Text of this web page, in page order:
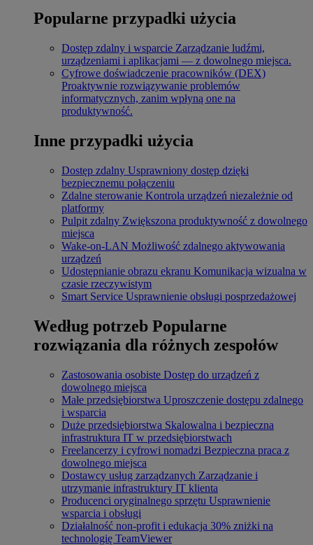
Popularne przypadki użycia
Dostęp zdalny i wsparcie Zarządzanie ludźmi,
urządzeniami i aplikacjami — z dowolnego miejsca.
Cyfrowe doświadczenie pracowników (DEX)
Proaktywnie rozwiązywanie problemów
informatycznych, zanim wpłyną one na
produktywność.
Inne przypadki użycia
Dostęp zdalny Usprawniony dostęp dzięki
bezpiecznemu połączeniu
Zdalne sterowanie Kontrola urządzeń niezależnie od
platformy
Pulpit zdalny Zwiększona produktywność z dowolnego
miejsca
Wake-on-LAN Możliwość zdalnego aktywowania
urządzeń
Udostępnianie obrazu ekranu Komunikacja wizualna w
czasie rzeczywistym
Smart Service Usprawnienie obsługi posprzedażowej
Według potrzeb Popularne
rozwiązania dla różnych zespołów
Zastosowania osobiste Dostęp do urządzeń z
dowolnego miejsca
Małe przedsiębiorstwa Uproszczenie dostępu zdalnego
i wsparcia
Duże przedsiębiorstwa Skalowalna i bezpieczna
infrastruktura IT w przedsiębiorstwach
Freelancerzy i cyfrowi nomadzi Bezpieczna praca z
dowolnego miejsca
Dostawcy usług zarządzanych Zarządzanie i
utrzymanie infrastruktury IT klienta
Producenci oryginalnego sprzętu Usprawnienie
wsparcia i obsługi
Działalność non-profit i edukacja 30% zniżki na
technologię TeamViewer